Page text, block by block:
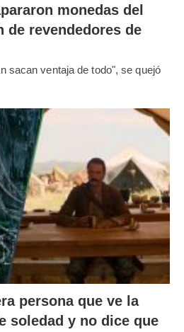
monedas del
de revendedores de
sacan ventaja de todo", se quejó
persona que ve la
soledad y no dice que